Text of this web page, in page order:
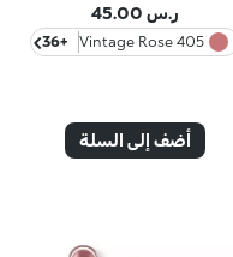
ر.س 45.00
405 Vintage Rose
+36
أضف إلى السلة